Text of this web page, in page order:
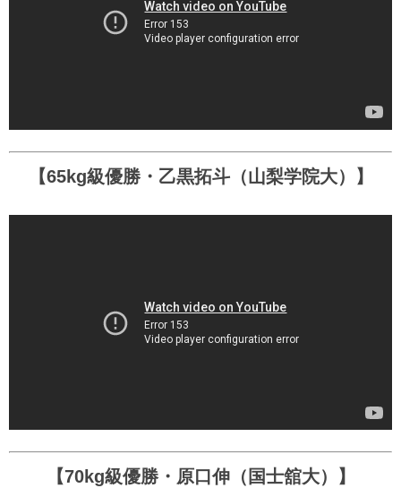
【65kg級優勝・乙黒拓斗（山梨学院大）】
【70kg級優勝・原口伸（国士舘大）】